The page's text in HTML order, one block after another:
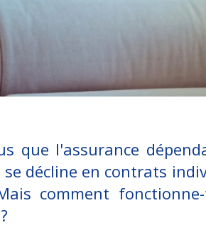
que l'assurance
se décline en contrats
comment